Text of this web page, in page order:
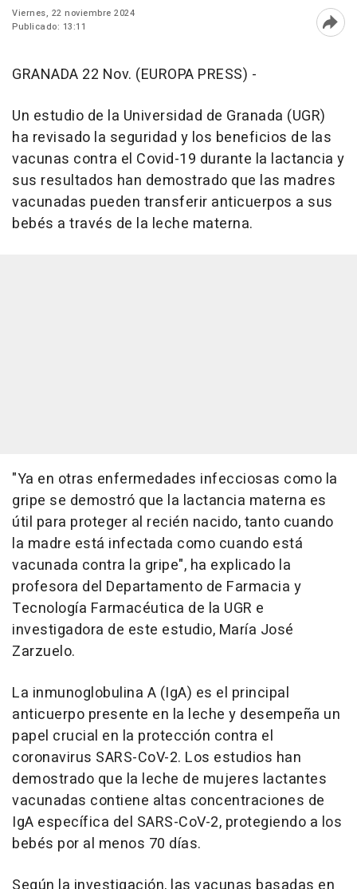
Viernes, 22 noviembre 2024
Publicado: 13:11
GRANADA 22 Nov. (EUROPA PRESS) -
Un estudio de la Universidad de Granada (UGR)
ha revisado la seguridad y los beneficios de las
vacunas contra el Covid-19 durante la lactancia y
sus resultados han demostrado que las madres
vacunadas pueden transferir anticuerpos a sus
bebés a través de la leche materna.
"Ya en otras enfermedades infecciosas como la
gripe se demostró que la lactancia materna es
útil para proteger al recién nacido, tanto cuando
la madre está infectada como cuando está
vacunada contra la gripe", ha explicado la
profesora del Departamento de Farmacia y
Tecnología Farmacéutica de la UGR e
investigadora de este estudio, María José
Zarzuelo.
La inmunoglobulina A (IgA) es el principal
anticuerpo presente en la leche y desempeña un
papel crucial en la protección contra el
coronavirus SARS-CoV-2. Los estudios han
demostrado que la leche de mujeres lactantes
vacunadas contiene altas concentraciones de
IgA específica del SARS-CoV-2, protegiendo a los
bebés por al menos 70 días.